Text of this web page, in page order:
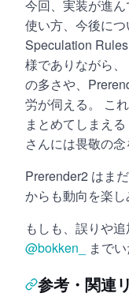
今回、実装が進
使い方、今後につ
Speculation
様でありながら
の多さや、
労が伺える。 こ
まとめてしまえ
さんには畏敬の念
Prerender2 はま
からも動向を楽し
もしも、誤りや
@bokken_
まで
参考・関連